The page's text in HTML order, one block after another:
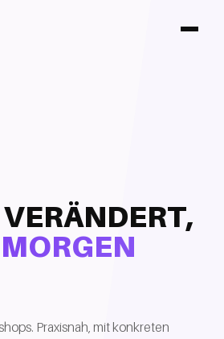
Praxisnah, mit konkreten